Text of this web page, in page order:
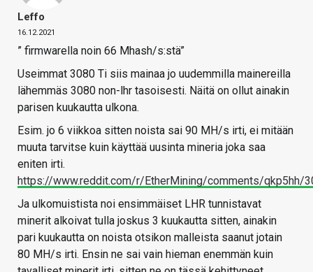
Leffo
16.12.2021
” firmwarella noin 66 Mhash/s:stä”
Useimmat 3080 Ti siis mainaa jo uudemmilla mainereilla
lähemmäs 3080 non-lhr tasoisesti. Näitä on ollut ainakin
parisen kuukautta ulkona.
Esim. jo 6 viikkoa sitten noista sai 90 MH/s irti, ei mitään
muuta tarvitse kuin käyttää uusinta mineria joka saa
eniten irti.
https://www.reddit.com/r/EtherMining/comments/qkp5hh/
Ja ulkomuistista noi ensimmäiset LHR tunnistavat
minerit alkoivat tulla joskus 3 kuukautta sitten, ainakin
pari kuukautta on noista otsikon malleista saanut jotain
80 MH/s irti. Ensin ne sai vain hieman enemmän kuin